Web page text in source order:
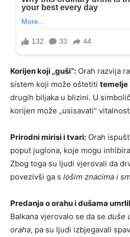
Korijen koji „guši“: Orah razvija
sistem koji može oštetiti temelje
drugih biljaka u blizini. U
korijen može „usisavati“
Prirodni mirisi i tvari: Orah
poput juglona, koje mogu
Zbog toga su ljudi vjerovali da
povezivši ga s lošim znacima i
Predanja o orahu i dušama
Balkana vjerovalo se da se duše
oraha, pa su ljudi izbjegavali